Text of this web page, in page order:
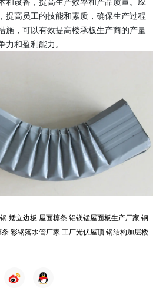
提高员工的技能和素质，确保生产过程
施，可以有效提高楼承板生产商的产量
和盈利能力。
矮立边板 屋面檩条 铝镁锰屋面板生产厂家 钢
彩钢落水管厂家 工厂光伏屋顶 钢结构加层楼